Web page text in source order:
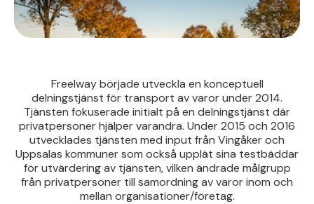
Freelway började utveckla en konceptuell
delningstjänst för transport av varor under 2014.
Tjänsten fokuserade initialt på en delningstjänst där
privatpersoner hjälper varandra. Under 2015 och 2016
utvecklades tjänsten med input från Vingåker och
Uppsalas kommuner som också upplät sina testbäddar
för utvärdering av tjänsten, vilken ändrade målgrupp
från privatpersoner till samordning av varor inom och
mellan organisationer/företag.